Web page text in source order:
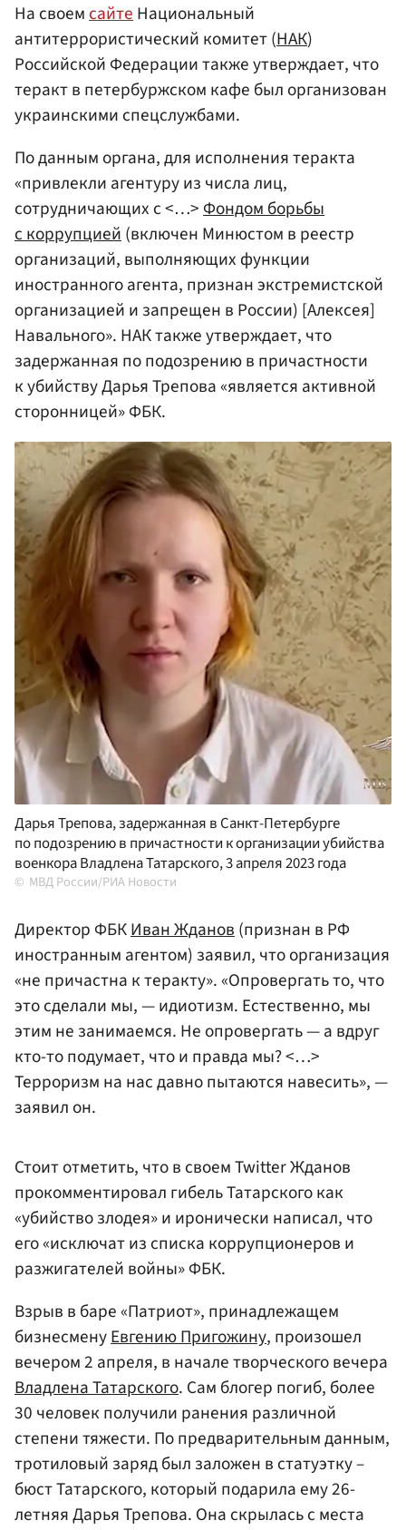
На своемсайтеНациональный
антитеррористический комитет (НАК)
Российской Федерации также утверждает, что
теракт в петербуржском кафе был организован
украинскими спецслужбами.
По данным органа, для исполнения теракта
«привлекли агентуру из числа лиц,
сотрудничающих с <…>Фондом борьбы
с коррупцией(включен Минюстом в реестр
организаций, выполняющих функции
иностранного агента, признан экстремистской
организацией и запрещен в России) [Алексея]
Навального». НАК также утверждает, что
задержанная по подозрению в причастности
к убийству Дарья Трепова «является активной
сторонницей» ФБК.
Дарья Трепова, задержанная в Санкт-Петербурге
по подозрению в причастности к организации убийства
военкора Владлена Татарского, 3 апреля 2023 года
МВД России/РИА Новости
Директор ФБКИван Жданов(признан в РФ
иностранным агентом) заявил, что организация
«не причастна к теракту». «Опровергать то, что
это сделали мы, — идиотизм. Естественно, мы
этим не занимаемся. Не опровергать — а вдруг
кто-то подумает, что и правда мы? <…>
Терроризм на нас давно пытаются навесить», —
заявил он.
Стоит отметить, что в своем Twitter Жданов
прокомментировал гибель Татарского как
«убийство злодея» и иронически написал, что
его «исключат из списка коррупционеров и
разжигателей войны» ФБК.
Взрыв в баре «Патриот», принадлежащем
бизнесменуЕвгению Пригожину, произошел
вечером 2 апреля, в начале творческого вечера
Владлена Татарского. Сам блогер погиб, более
30 человек получили ранения различной
степени тяжести. По предварительным данным,
тротиловый заряд был заложен в статуэтку –
бюст Татарского, который подарила ему 26-
летняя Дарья Трепова. Она скрылась с места